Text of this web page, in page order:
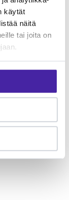
käytät
näitä
tai joita on
Tarkista
klinikalta. Furron
kesken.
vaihtoehto,
edullisemmin.
kustannuksia